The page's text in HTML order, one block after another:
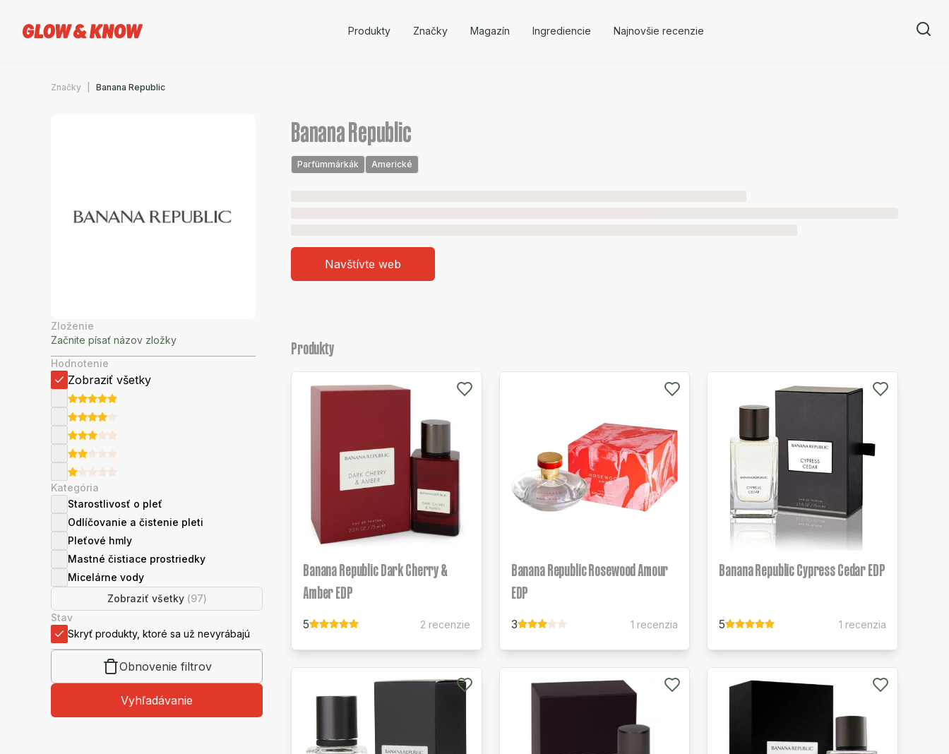
Produkty Značky Magazín Ingrediencie Najnovšie recenzie
Značky Banana Republic
Zloženie
Hodnotenie
Zobraziť všetky
Kategória
Starostlivosť o pleť
Odlíčovanie a čistenie pleti
Pleťové hmly
Mastné čistiace prostriedky
Micelárne vody
Zobraziť všetky (97)
Stav
Skryť produkty, ktoré sa už nevyrábajú
Obnovenie filtrov
Vyhľadávanie
Banana Republic
Parfümmárkák Americké
Navštívte web
Produkty
Banana Republic Dark Cherry &
Amber EDP
5 2 recenzie
Banana Republic Rosewood Amour
EDP
3 1 recenzia
Banana Republic Cypress Cedar EDP
5 1 recenzia